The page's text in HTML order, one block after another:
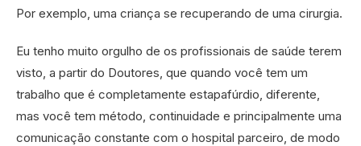
Por exemplo, uma criança se recuperando de uma cirurgia.
Eu tenho muito orgulho de os profissionais de saúde terem
visto, a partir do Doutores, que quando você tem um
trabalho que é completamente estapafúrdio, diferente,
mas você tem método, continuidade e principalmente uma
comunicação constante com o hospital parceiro, de modo